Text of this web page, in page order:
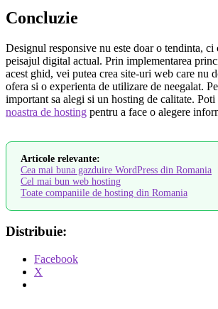
Concluzie
Designul responsive nu este doar o tendinta, ci
peisajul digital actual. Prin implementarea
acest ghid, vei putea crea site-uri web care nu
ofera si o experienta de utilizare de neegalat.
important sa alegi si un hosting de calitate. Poti
noastra de hosting pentru a face o alegere
Articole relevante:
Cea mai buna gazduire WordPress din Romania
Cel mai bun web hosting
Toate companiile de hosting din Romania
Distribuie:
Facebook
X